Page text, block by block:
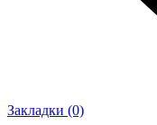
Закладки (0)